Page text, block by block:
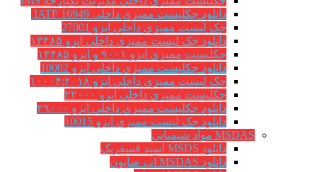
دانلود چکلیست ممیزی داخلی IATF 16949
چک لیست ممیزی داخلی ایزو 27001
دانلود چک لیست ممیزی داخلی ایزو ۱۳۴۸۵
چکلیست ممیزی ایزو ۹۰۰۱ و ایزو ۱۳۴۸۵
دانلود چکلیست ممیزی داخلی ایزو 10002
چک لیست ممیزی داخلی ایزو ۱۰۰۰۴:۲۰۱۸
چکلیست ممیزی داخلی ایزو ۲۲۰۰۰
دانلود چکلیست ممیزی داخلی ایزو ۲۹۰۰۰
دانلود چک لیست ممیزی ایزو 10015
MSDAS مواد شیمیایی
دانلود MSDS اسید فسفریک
دانلود MSDAS آب صابون